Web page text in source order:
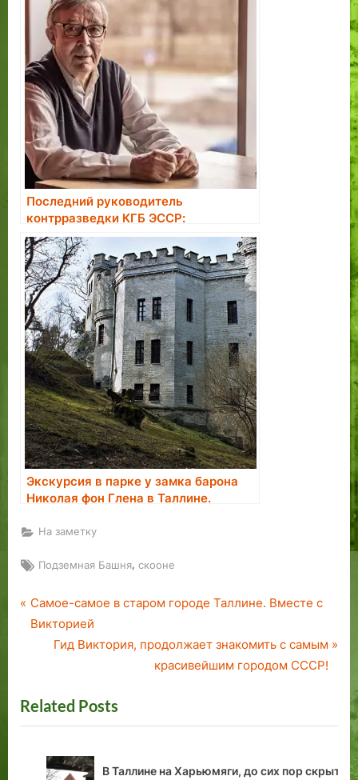
Последний руководитель
контрразведки КГБ ЭССР:
большинство завербованных в
агенты считали это большой честью
Экскурсия в парке у замка барона
Николая фон Глена в Таллине.
На заметку
Tags:
Подземная Башня, скооне
Навигация
P
r
o
u
Самое-самое в старом городе Таллине. Вместе с
Викторией
N
t
P
s
Гид Виктория, продолжает знакомить с самым
красивейшим городом СССР!
Related Posts
В Таллине на Харьюмяги, до сих пор скрыт